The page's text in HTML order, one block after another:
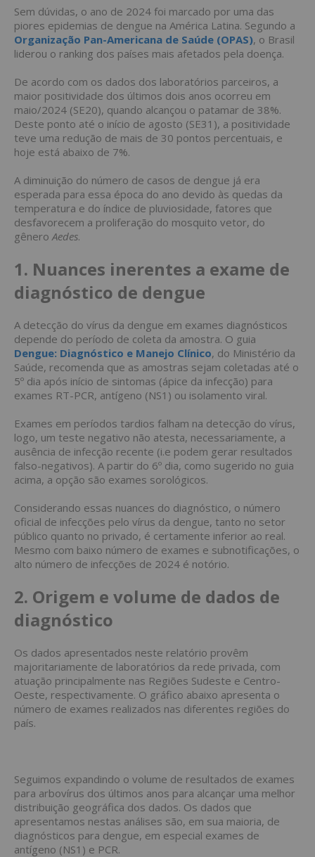
Sem dúvidas, o ano de 2024 foi marcado por uma das
piores epidemias de dengue na América Latina. Segundo a
Organização Pan-Americana de Saúde (OPAS), o Brasil
liderou o ranking dos países mais afetados pela doença.
De acordo com os dados dos laboratórios parceiros, a
maior positividade dos últimos dois anos ocorreu em
maio/2024 (SE20), quando alcançou o patamar de 38%.
Deste ponto até o início de agosto (SE31), a positividade
teve uma redução de mais de 30 pontos percentuais, e
hoje está abaixo de 7%.
A diminuição do número de casos de dengue já era
esperada para essa época do ano devido às quedas da
temperatura e do índice de pluviosidade, fatores que
desfavorecem a proliferação do mosquito vetor, do
gêneroAedes.
1. Nuances inerentes a exame de
diagnóstico de dengue
A detecção do vírus da dengue em exames diagnósticos
depende do período de coleta da amostra. O guia
Dengue: Diagnóstico e Manejo Clínico, do Ministério da
Saúde, recomenda que as amostras sejam coletadas até o
5º dia após início de sintomas (ápice da infecção) para
exames RT-PCR, antígeno (NS1) ou isolamento viral.
Exames em períodos tardios falham na detecção do vírus,
logo, um teste negativo não atesta, necessariamente, a
ausência de infecção recente (i.e podem gerar resultados
falso-negativos). A partir do 6º dia, como sugerido no guia
acima, a opção são exames sorológicos.
Considerando essas nuances do diagnóstico, o número
oficial de infecções pelo vírus da dengue, tanto no setor
público quanto no privado, é certamente inferior ao real.
Mesmo com baixo número de exames e subnotificações, o
alto número de infecções de 2024 é notório.
2. Origem e volume de dados de
diagnóstico
Os dados apresentados neste relatório provêm
majoritariamente de laboratórios da rede privada, com
atuação principalmente nas Regiões Sudeste e Centro-
Oeste, respectivamente. O gráfico abaixo apresenta o
número de exames realizados nas diferentes regiões do
país.
Seguimos expandindo o volume de resultados de exames
para arbovírus dos últimos anos para alcançar uma melhor
distribuição geográfica dos dados. Os dados que
apresentamos nestas análises são, em sua maioria, de
diagnósticos para dengue, em especial exames de
antígeno (NS1) e PCR.